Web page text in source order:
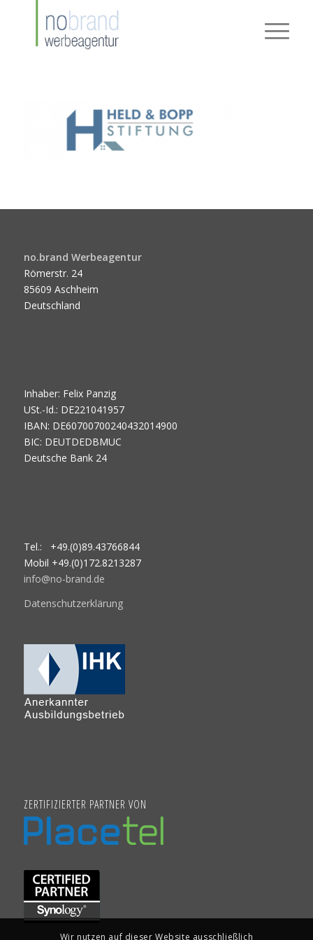
no.brand Werbeagentur
Römerstr. 24
85609 Aschheim
Deutschland
Inhaber: Felix Panzig
USt.-Id.: DE221041957
IBAN: DE60700700240432014900
BIC: DEUTDEDBMUC
Deutsche Bank 24
Tel.: +49.(0)89.43766844
Mobil +49.(0)172.8213287
info@no-brand.de
Datenschutzerklärung
ZERTIFIZIERTER PARTNER VON
Wir nutzen auf dieser Website ausschließlich